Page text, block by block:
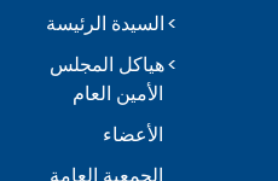
السيدة الرئيسة
هياكل المجلس
الأمين العام
الأعضاء